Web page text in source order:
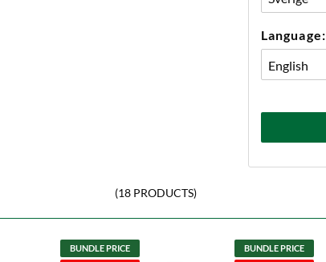
Language:
(18 PRODUCTS)
BUNDLE PRICE
BUNDLE PRICE